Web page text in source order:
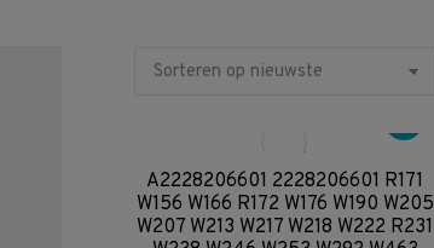
A2228206601 2228206601 R171
W156 W166 R172 W176 W190 W205
W207 W213 W217 W218 W222 R231